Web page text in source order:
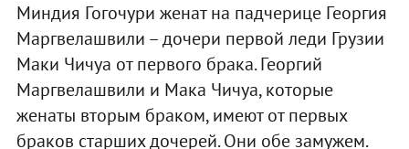
Миндия Гогочури женат на падчерице Георгия
Маргвелашвили – дочери первой леди Грузии
Маки Чичуа от первого брака. Георгий
Маргвелашвили и Мака Чичуа, которые
женаты вторым браком, имеют от первых
браков старших дочерей. Они обе замужем.